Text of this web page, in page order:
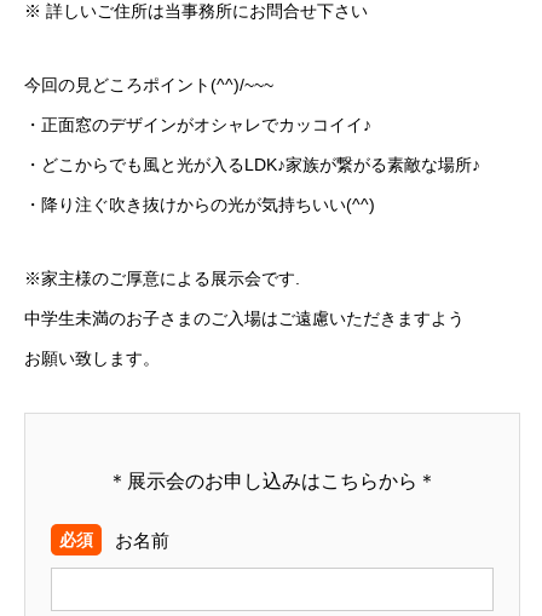
※ 詳しいご住所は当事務所にお問合せ下さい
今回の見どころポイント(^^)/~~~
・正面窓のデザインがオシャレでカッコイイ♪
・どこからでも風と光が入るLDK♪家族が繋がる素敵な場所♪
・降り注ぐ吹き抜けからの光が気持ちいい(^^)
※家主様のご厚意による展示会です.
中学生未満のお子さまのご入場はご遠慮いただきますよう
お願い致します。
＊展示会のお申し込みはこちらから＊
お名前